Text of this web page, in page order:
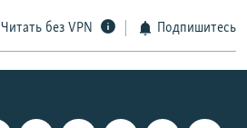
Читать без VPN Подпишитесь